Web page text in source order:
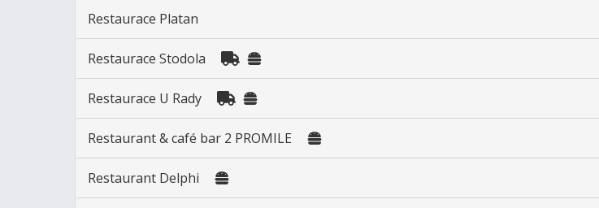
Restaurace Platan
Restaurace Stodola
Restaurace U Rady
Restaurant & café bar 2 PROMILE
Restaurant Delphi